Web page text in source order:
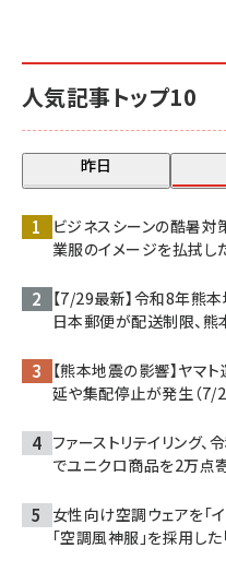
人気記事トップ10
昨日
ビジネスシーンの酷暑対
業服のイメージを払拭し
【7/29最新】令和8年熊本
日本郵便が配送制限、
【熊本地震の影響】ヤマ
延や集配停止が発生（7/
ファーストリテイリング
でユニクロ商品を2万点
女性向け空調ウェアを「
「空調風神服」を採用した